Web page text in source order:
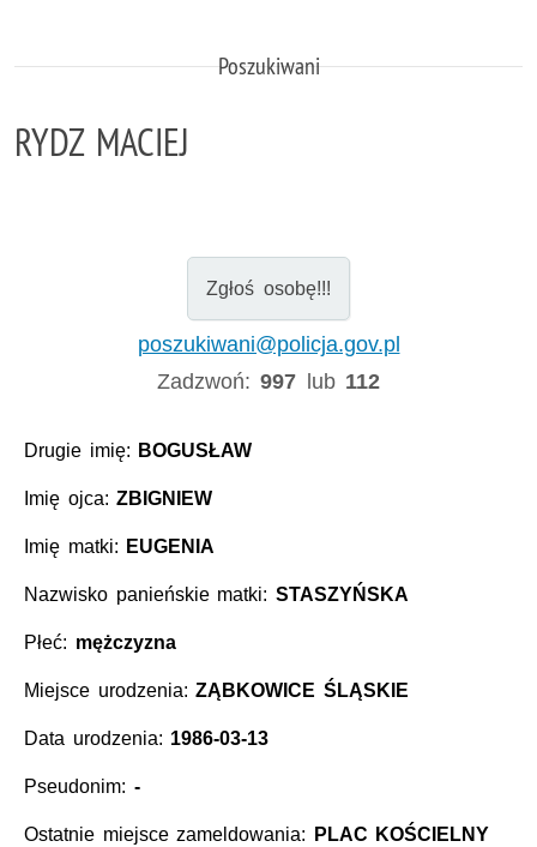
Poszukiwani
RYDZ MACIEJ
Zgłoś osobę!!!
poszukiwani@policja.gov.pl
Zadzwoń:997 lub 112
Drugie imię: BOGUSŁAW
Imię ojca:ZBIGNIEW
Imię matki: EUGENIA
Nazwisko panieńskie matki: STASZYŃSKA
Płeć: mężczyzna
Miejsce urodzenia:ZĄBKOWICE ŚLĄSKIE
Data urodzenia: 1986-03-13
Pseudonim: -
Ostatnie miejsce zameldowania:
PLAC KOŚCIELNY